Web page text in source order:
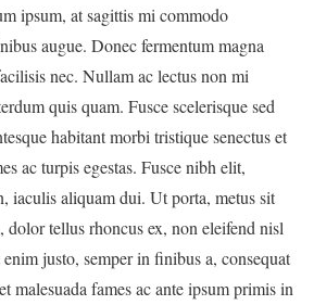
ipsum, at sagittis mi commodo
augue. Donec fermentum magna
nec. Nullam ac lectus non mi
quis quam. Fusce scelerisque sed
habitant morbi tristique senectus et
ac turpis egestas. Fusce nibh elit,
iaculis aliquam dui. Ut porta, metus sit
dolor tellus rhoncus ex, non eleifend nisl
enim justo, semper in finibus a, consequat
malesuada fames ac ante ipsum primis in